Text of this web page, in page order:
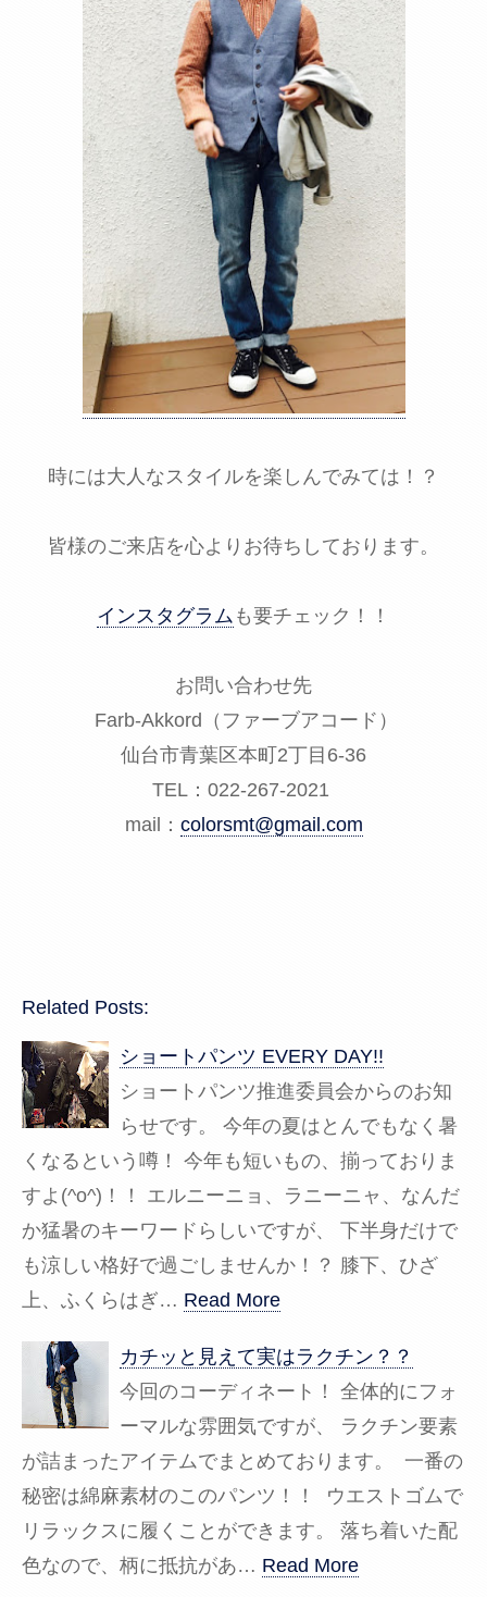
時には大人なスタイルを楽しんでみては！？
皆様のご来店を心よりお待ちしております。
インスタグラム も要チェック！！
お問い合わせ先
Farb-Akkord（ファーブアコード）
仙台市青葉区本町2丁目6-36
TEL：022-267-2021
mail： colorsmt@gmail.com
Related Posts:
ショートパンツ EVERY DAY!!
ショートパンツ推進委員会からのお知
らせです。 今年の夏はとんでもなく暑
くなるという噂！ 今年も短いもの、揃っておりま
すよ(^o^)！！ エルニーニョ、ラニーニャ、なんだ
か猛暑のキーワードらしいですが、 下半身だけで
も涼しい格好で過ごしませんか！？ 膝下、ひざ
上、ふくらはぎ… Read More
カチッと見えて実はラクチン？？
今回のコーディネート！ 全体的にフォ
ーマルな雰囲気ですが、 ラクチン要素
が詰まったアイテムでまとめております。 一番の
秘密は綿麻素材のこのパンツ！！ ウエストゴムで
リラックスに履くことができます。 落ち着いた配
色なので、柄に抵抗があ… Read More